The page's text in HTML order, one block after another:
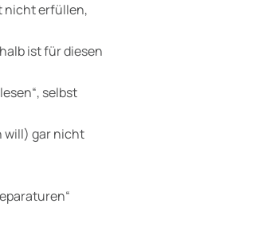
nicht erfüllen,
ist für diesen
selbst
will) gar nicht